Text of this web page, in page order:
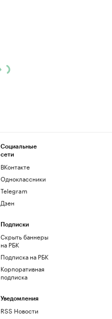
Социальные
сети
ВКонтакте
Одноклассники
Telegram
Дзен
Подписки
Скрыть баннеры
на РБК
Подписка на РБК
Корпоративная
подписка
Уведомления
RSS Новости